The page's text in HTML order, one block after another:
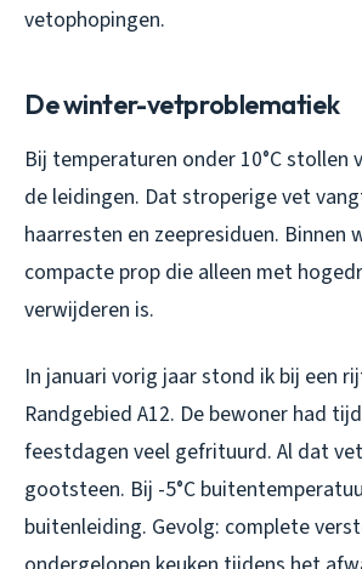
vetophopingen.
De winter-vetproblematiek
Bij temperaturen onder 10°C stollen
de leidingen. Dat stroperige vet
haarresten en zeepresiduen. Binnen
compacte prop die alleen met
verwijderen is.
In januari vorig jaar stond ik bij een
Randgebied A12. De bewoner had
feestdagen veel gefrituurd. Al dat
gootsteen. Bij -5°C
buitenleiding. Gevolg: complete